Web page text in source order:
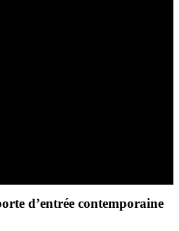
d’entrée contemporaine